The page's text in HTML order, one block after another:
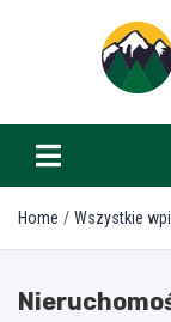
e-
Home Wszystkie